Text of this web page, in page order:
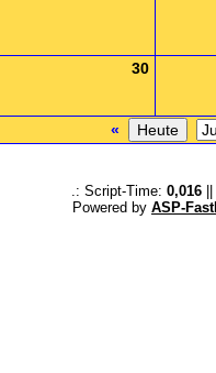
30
«
.: Script-Time: 0,016||
Powered by ASP-